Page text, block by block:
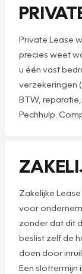
Private Lease
precies weet
u één vast
verzekeringen
BTW,
Pechhulp.
Zakelijke
voor
zonder dat dit
beslist zelf de
doen door
Een